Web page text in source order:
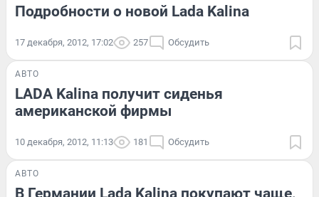
Подробности о новой Lada Kalina
17 декабря, 2012, 17:02 257 Обсудить
АВТО
LADA Kalina получит сиденья
американской фирмы
10 декабря, 2012, 11:13 181 Обсудить
АВТО